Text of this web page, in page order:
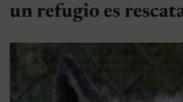
un refugio es